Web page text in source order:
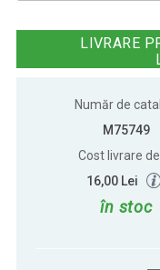
Volato
Volato
LIVRARE
Număr de
M75749
Cost livrare
16,00 Lei
în stoc